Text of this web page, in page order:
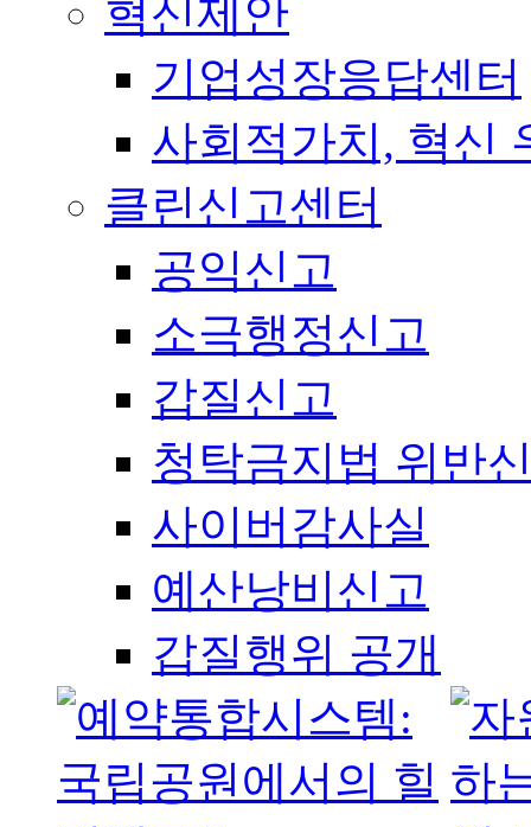
혁신제안
기업성장응답센터
사회적가치, 혁신
클린신고센터
공익신고
소극행정신고
갑질신고
청탁금지법 위반
사이버감사실
예산낭비신고
갑질행위 공개